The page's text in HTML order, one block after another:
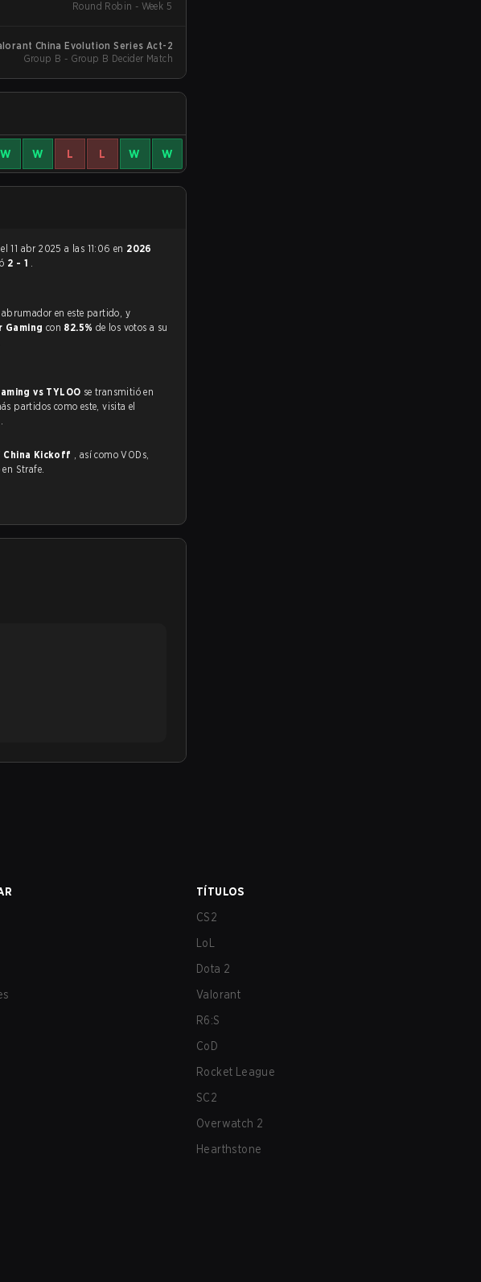
Round Robin - Week 5
China Evolution Series Act-2
Group B - Group B Decider Match
W W L L W W
11 abr 2025 a las 11:06 en 2026
2 - 1 .
Gaming con 82.5% de los votos a su
vs TYLOO se transmitió en
partidos como este, visita el
.
China Kickoff , así como VODs,
Strafe.
TÍTULOS
CS2
LoL
Dota 2
Valorant
R6:S
CoD
Rocket League
SC2
Overwatch 2
Hearthstone